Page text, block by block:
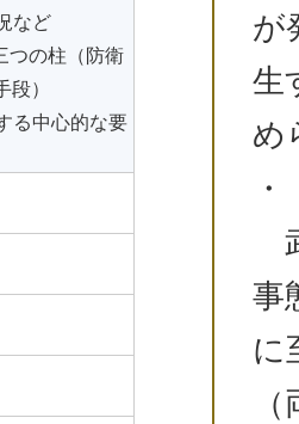
など
の柱（防衛
）
る中心的な要
が
生
め
事
に